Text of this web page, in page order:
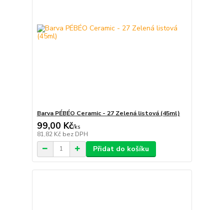
Barva PÉBÉO Ceramic - 27 Zelená listová (45ml)
99,00 Kč/ks
81,82 Kč bez DPH
Přidat do košíku